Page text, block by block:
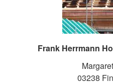
Frank Herrmann
03238